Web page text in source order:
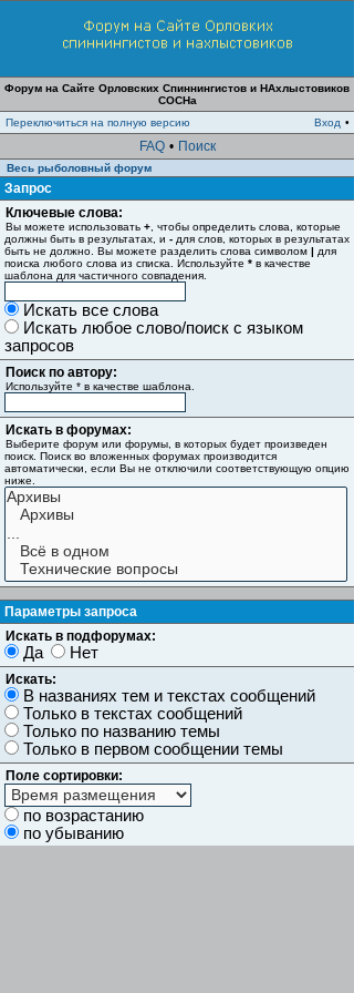
Форум на Сайте Орловских Спиннингистов и НАхлыстовиков
СОСНа
Переключиться на полную версию
Вход •
FAQ • Поиск
Весь рыболовный форум
Запрос
Ключевые слова:
Вы можете использовать + , чтобы определить слова, которые
должны быть в результатах, и - для слов, которых в результатах
быть не должно. Вы можете разделить слова символом | для
поиска любого слова из списка. Используйте * в качестве
шаблона для частичного совпадения.
Искать все слова
Искать любое слово/поиск с языком
запросов
Поиск по автору:
Используйте * в качестве шаблона.
Искать в форумах:
Выберите форум или форумы, в которых будет произведен
поиск. Поиск во вложенных форумах производится
автоматически, если Вы не отключили соответствующую опцию
ниже.
Параметры запроса
Искать в подфорумах:
Да Нет
Искать:
В названиях тем и текстах сообщений
Только в текстах сообщений
Только по названию темы
Только в первом сообщении темы
Поле сортировки:
по возрастанию
по убыванию